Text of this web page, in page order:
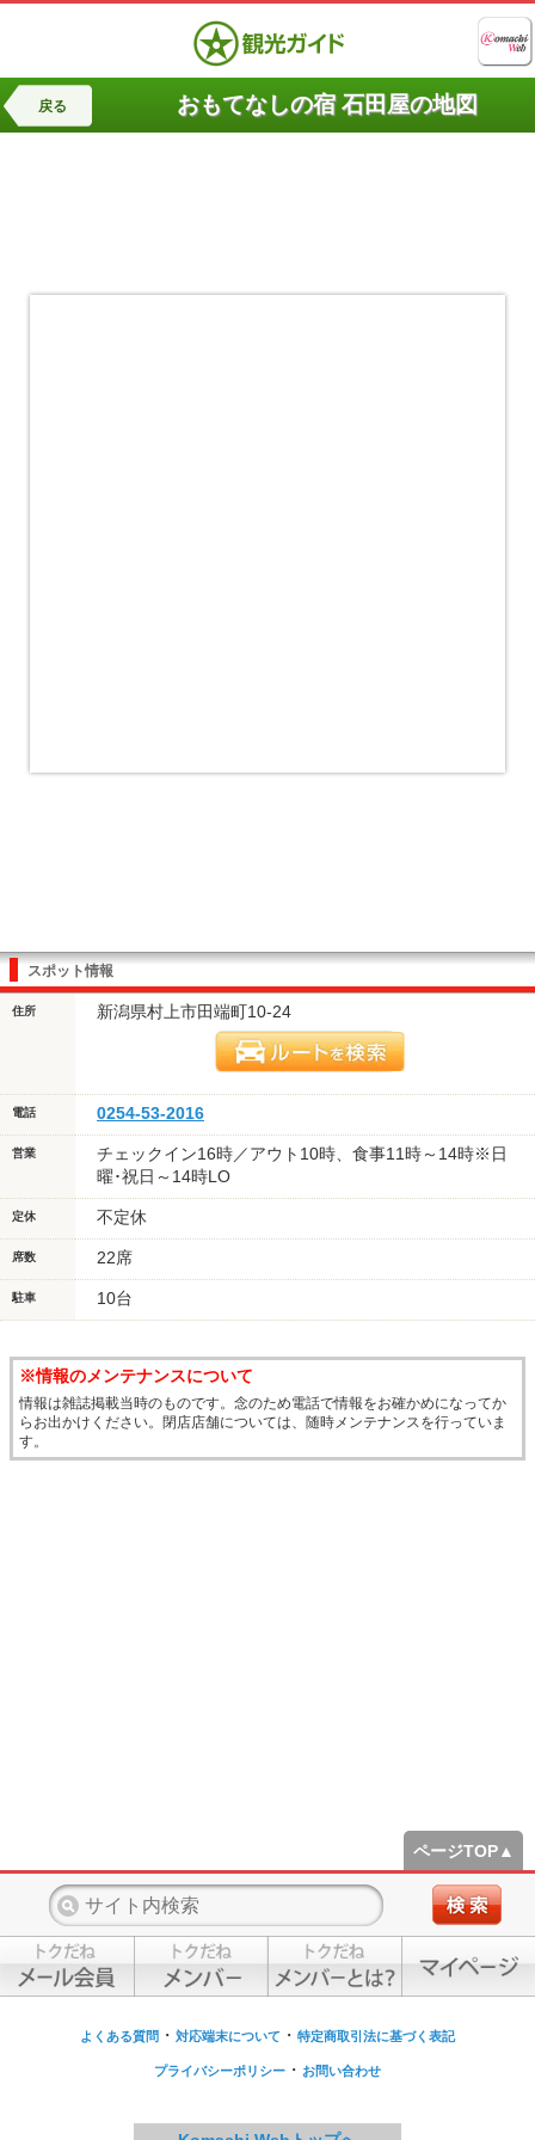
戻る おもてなしの宿 石田屋の地図
スポット情報
住所 新潟県村上市田端町10-24
電話 0254-53-2016
営業
チェックイン16時／アウト10時、食事11時～14時※日
曜･祝日～14時LO
定休 不定休
席数 22席
駐車 10台
※情報のメンテナンスについて
情報は雑誌掲載当時のものです。念のため電話で情報をお確かめになってか
らお出かけください。閉店店舗については、随時メンテナンスを行っていま
す。
ページTOP▲
よくある質問 ・ 対応端末について ・ 特定商取引法に基づく表記
プライバシーポリシー ・ お問い合わせ